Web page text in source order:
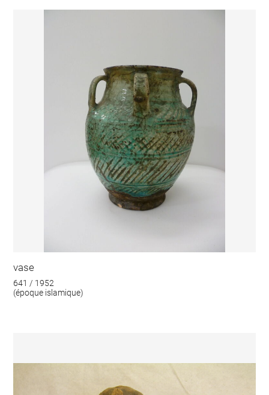
vase
641 / 1952
(époque islamique)